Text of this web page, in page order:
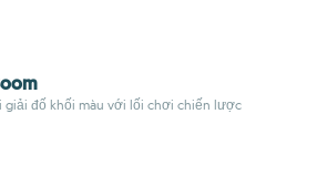
giải đố khối màu với lối chơi chiến lược